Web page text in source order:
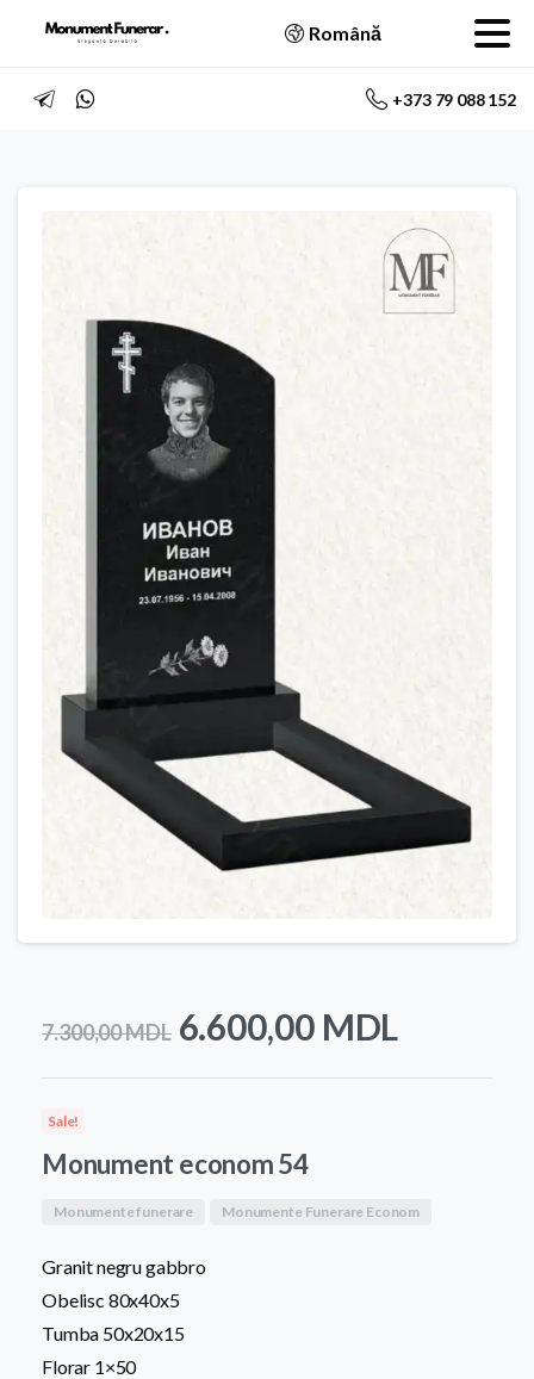
Română
+373 79 088 152
7.300,00MDL Prețul
inițial
fost:
7.300,00 MDL.
6.600,00 MDL
curent
Sale!
Monument econom 54
Monumente funerare Monumente Funerare Econom
Granit negru gabbro
Obelisc 80x40x5
Tumba 50x20x15
Florar 1×50